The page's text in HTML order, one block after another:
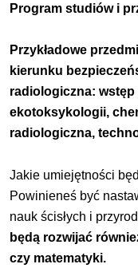
Program studiów i
Przykładowe
kierunku
radiologiczna:
ekotoksykologii,
radiologiczna,
Jakie umiejętności
Powinieneś być
nauk ścisłych i
będą rozwijać
czy matematyki.